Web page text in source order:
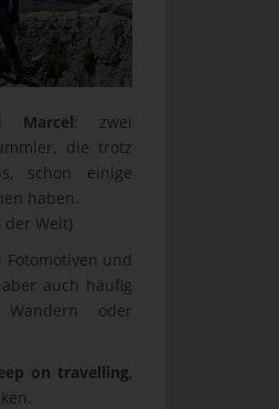
Marcel; zwei
die trotz
schon einige
haben.
der Welt)
und
auch häufig
oder
on travelling,